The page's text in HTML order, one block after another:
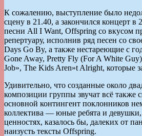
К сожалению, выступление было
сцену в 21.40, а закончился концерт в
песни All I Want, Offspring со вкусом
репертуару, исполнив ряд песен со
Days Go By, а также нестареющие с
Gone Away, Pretty Fly (For A White
Job», The Kids Aren»t Alright, которые
Удивительно, что созданные около
композиции группы звучат всё также
основной контингент поклонников
коллектива — юные ребята и
ценностях, казалось бы, далеких от
наизусть тексты Offspring.